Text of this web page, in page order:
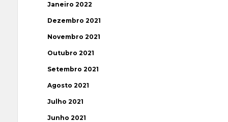
Janeiro 2022
Dezembro 2021
Novembro 2021
Outubro 2021
Setembro 2021
Agosto 2021
Julho 2021
Junho 2021